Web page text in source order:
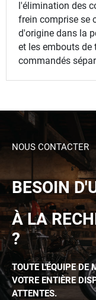
l'élimination des
frein comprise se
d'origine dans la
et les embouts de
commandés
NOUS CONTACTER
BESOIN
À LA
?
TOUTE L'ÉQUIPE DE
VOTRE ENTIÈRE
ATTENTES.